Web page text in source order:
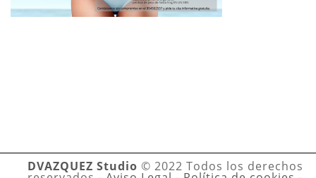
DVAZQUEZ Studio © 2022 Todos los derechos